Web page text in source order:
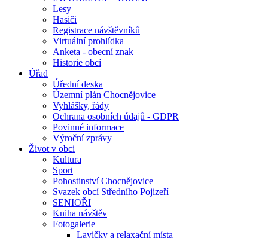
Lesy
Hasiči
Registrace návštěvníků
Virtuální prohlídka
Anketa - obecní znak
Historie obcí
Úřad
Úřední deska
Územní plán Chocnějovice
Vyhlášky, řády
Ochrana osobních údajů - GDPR
Povinné informace
Výroční zprávy
Život v obci
Kultura
Sport
Pohostinství Chocnějovice
Svazek obcí Středního Pojizeří
SENIOŘI
Kniha návštěv
Fotogalerie
Lavičky a relaxační místa